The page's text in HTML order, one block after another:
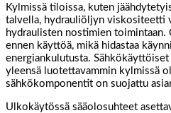
Kylmissä tiloissa, kuten
talvella, hydrauliöljyn viskositeetti
hydraulisten nostimien
ennen käyttöä, mikä hidastaa
energiankulutusta. Sähkökäyttöiset
yleensä luotettavammin kylmissä
sähkökomponentit on suojattu
Ulkokäytössä sääolosuhteet